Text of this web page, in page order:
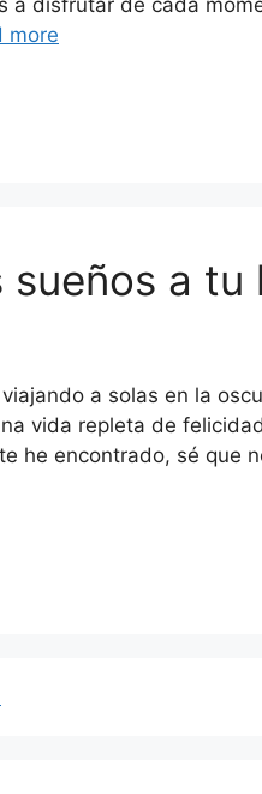
more
sueños a tu
a solas en la
vida repleta de
he encontrado, sé que